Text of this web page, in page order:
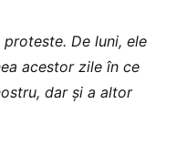
De luni, ele
acestor zile în ce
dar și a altor